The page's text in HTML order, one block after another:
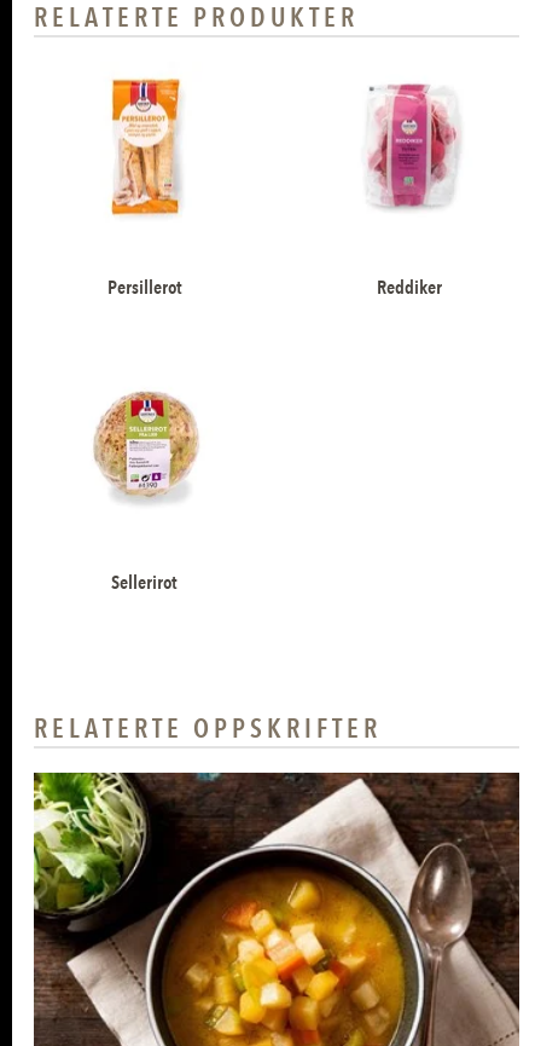
RELATERTE PRODUKTER
Persillerot Reddiker
Sellerirot
RELATERTE OPPSKRIFTER